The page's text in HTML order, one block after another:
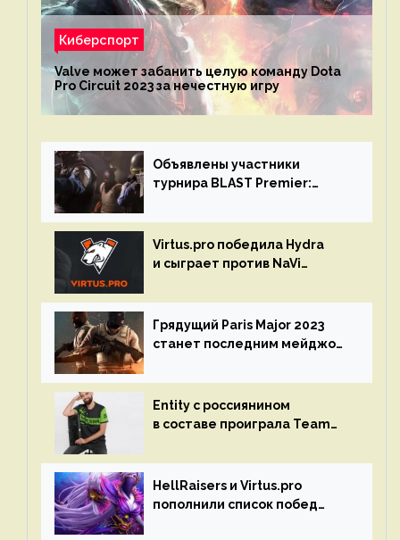
Киберспорт
Valve может забанить целую команду Dota
Pro Circuit 2023 за нечестную игру
Объявлены участники
турнира BLAST Premier:
Virtus.pro победила Hydra
и сыграет против NaVi
Грядущий Paris Major 2023
станет последним мейджор-
Entity с россиянином
в составе проиграла Team
HellRaisers и Virtus.pro
пополнили список побед